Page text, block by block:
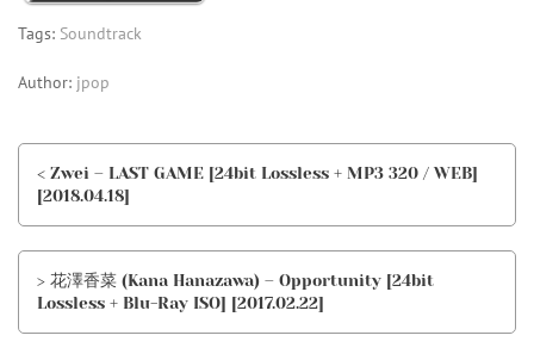
Tags: Soundtrack
Author: jpop
< Zwei – LAST GAME [24bit Lossless + MP3 320 / WEB]
[2018.04.18]
> 花澤香菜 (Kana Hanazawa) – Opportunity [24bit
Lossless + Blu-Ray ISO] [2017.02.22]